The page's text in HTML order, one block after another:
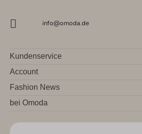
info@omoda.de
Kundenservice
Account
Fashion News
bei Omoda